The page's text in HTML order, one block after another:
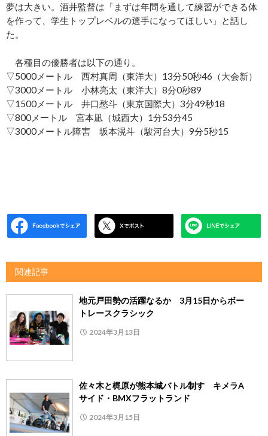
夢は大きい。酒井監督は「まずは年間を通して練習ができる体
を作って、学生トップレベルの選手になってほしい」と話し
た。
各種目の優勝者は以下の通り。
▽5000メートル 西村真周（東洋大）13分50秒46（大会新）
▽3000メートル 小林亮太（東洋大）8分0秒89
▽1500メートル 井口愁斗（東京国際大）3分49秒18
▽800メートル 宮本凪（城西大）1分53分45
▽3000メートル障害 坂本滉斗（駿河台大）9分5秒15
関連記事
地元戸田勢の活躍なるか 3月15日からボー
トレースクラシック
2024年3月13日
佐々木と梶原が熊本城バトル制す キメラA
サイド・BMXフラットランド
2024年3月15日